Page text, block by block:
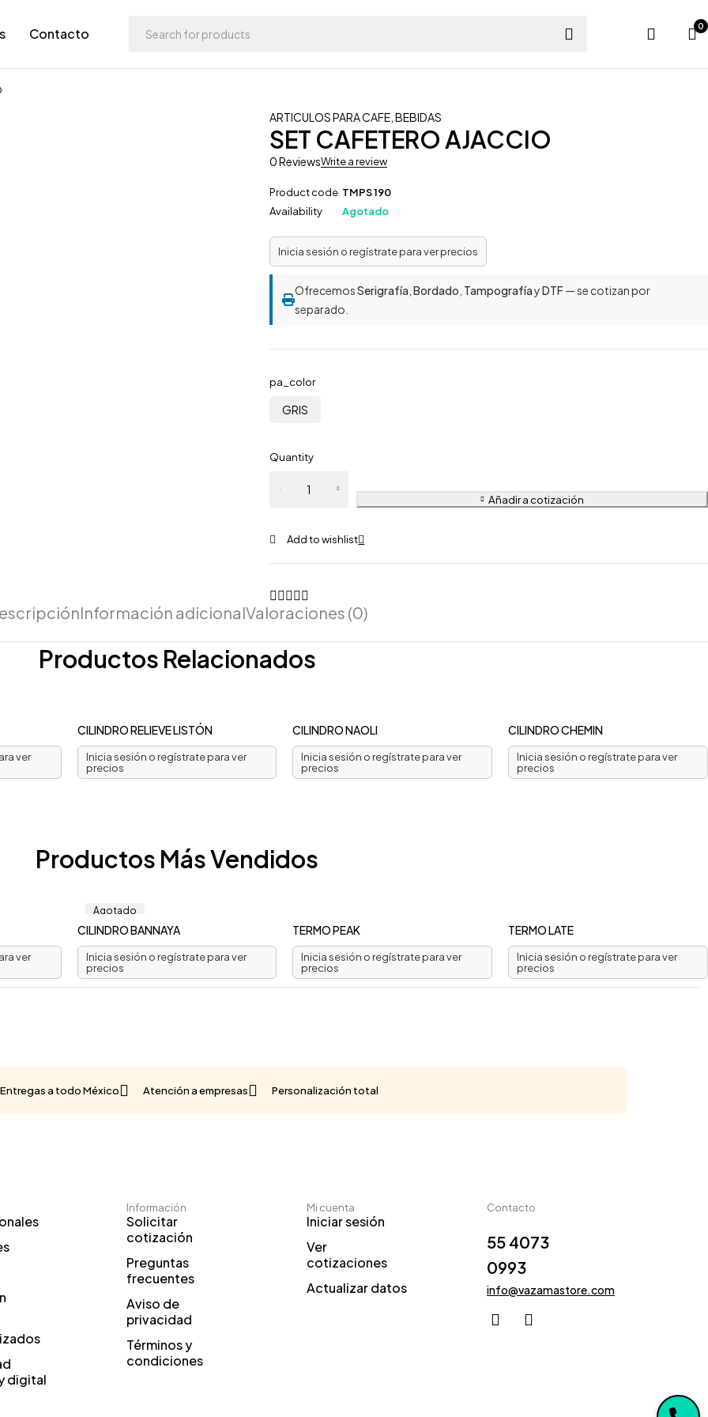
Contacto 0
ARTICULOS PARA CAFE ,BEBIDAS
SET CAFETERO AJACCIO
0 ReviewsWrite a review
Product code TMPS 190
Availability
Agotado
Inicia sesión o regístrate para ver precios
OfrecemosSerigrafía ,Bordado TampografíayDTF— se cotizan por
separado.
pa_color
GRIS
Quantity
Añadir a cotización
Información adicionalValoraciones (0)
Productos Relacionados
ver
CILINDRO RELIEVE LISTÓN
Inicia sesión o regístrate para ver
precios
CILINDRO NAOLI
Inicia sesión o regístrate para ver
precios
CILINDRO CHEMIN
Inicia sesión o regístrate para ver
precios
Productos Más Vendidos
ver
Agotado
CILINDRO BANNAYA
Inicia sesión o regístrate para ver
precios
TERMO PEAK
Inicia sesión o regístrate para ver
precios
TERMO LATE
Inicia sesión o regístrate para ver
precios
Entregas a todo México Atención a empresas Personalización total
digital
Información
Solicitar
cotización
Preguntas
frecuentes
Aviso de
privacidad
Términos y
condiciones
Mi cuenta
Iniciar sesión
Ver
cotizaciones
Actualizar datos
Contacto
55 4073
0993
info@vazamastore.com